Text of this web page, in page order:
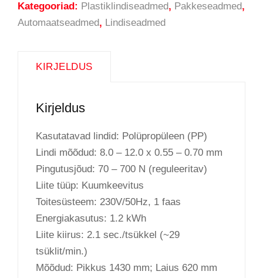
Kategooriad: Plastiklindiseadmed, Pakkeseadmed,
Automaatseadmed, Lindiseadmed
KIRJELDUS
Kirjeldus
Kasutatavad lindid: Polüpropüleen (PP)
Lindi mõõdud: 8.0 – 12.0 x 0.55 – 0.70 mm
Pingutusjõud: 70 – 700 N (reguleeritav)
Liite tüüp: Kuumkeevitus
Toitesüsteem: 230V/50Hz, 1 faas
Energiakasutus: 1.2 kWh
Liite kiirus: 2.1 sec./tsükkel (~29
tsüklit/min.)
Mõõdud: Pikkus 1430 mm; Laius 620 mm